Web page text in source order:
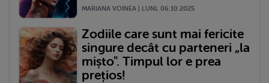
MARIANA VOINEA | LUNI, 06.10.2025
Zodiile care sunt mai fericite
singure decât cu parteneri „la
mișto". Timpul lor e prea
prețios!